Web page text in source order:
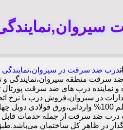
درب ضد سرقت در سیروان،
سرقت منطقه
و نماینده درب های ضد سرقت
در سیروان،فروش درب با
درب ضد سرقت از جمله خدمات